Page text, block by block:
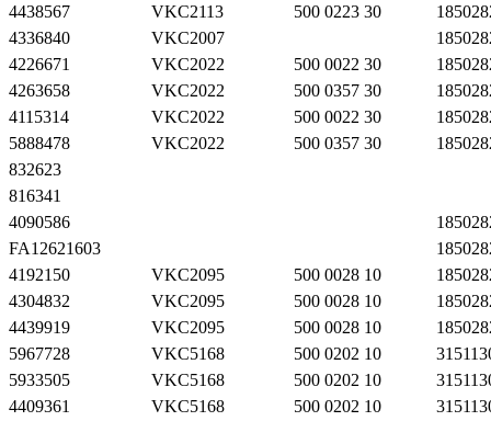
4438567
VKC2113 500 0223 30
4336840
VKC2007
4226671
VKC2022 500 0022 30
4263658
VKC2022 500 0357 30
4115314
VKC2022 500 0022 30
5888478
VKC2022 500 0357 30
832623
816341
4090586
FA12621603
4192150
VKC2095 500 0028 10
4304832
VKC2095 500 0028 10
4439919
VKC2095 500 0028 10
5967728
VKC5168 500 0202 10
5933505
VKC5168 500 0202 10
4409361
VKC5168 500 0202 10